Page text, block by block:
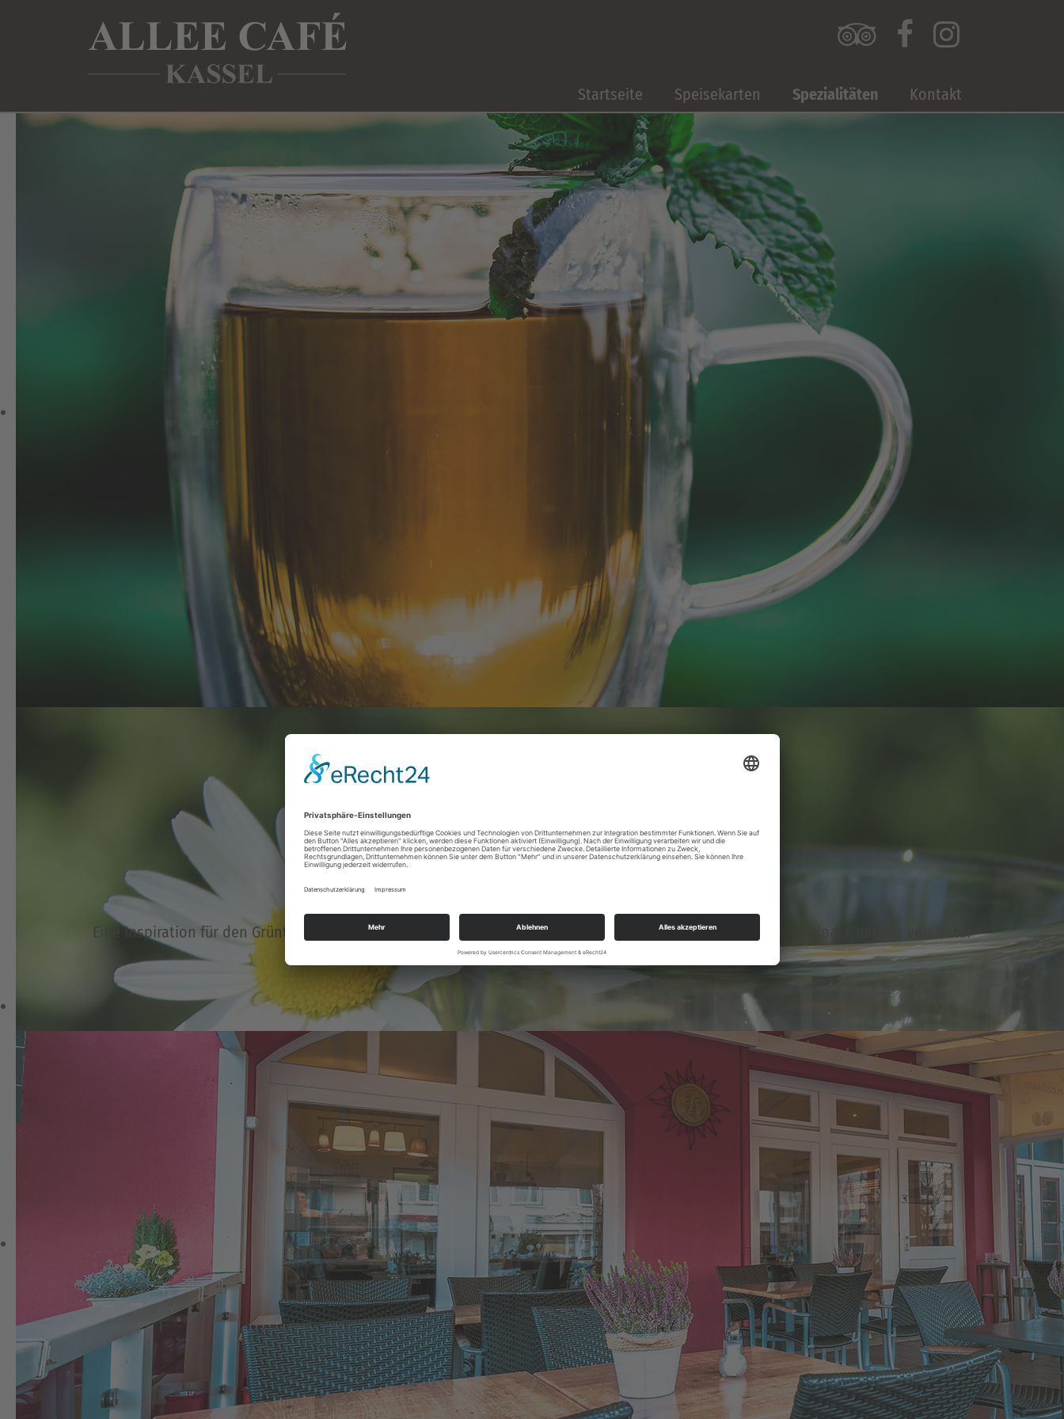
  
Startseite
Speisekarten
Frühstück
Mittagskarte
Getränkekarte
Kuchen, Torten, Waffeln
Spezialitäten
Tee
Kontakt
Tee
Eine Inspiration für den Grünteegenießer. Der fein-herbe Geschmack dieses Gunpowder-Tees kommt im Doppelpack mit der von Natur
aus enthaltenen angenehmen Dosis Koffein.